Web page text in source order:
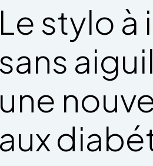
Le stylo à
sans
une
aux